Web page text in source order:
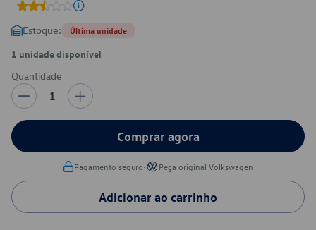
Estoque: Última unidade
1 unidade disponível
Quantidade
1
Comprar agora
Pagamento seguro• Peça original Volkswagen
Adicionar ao carrinho